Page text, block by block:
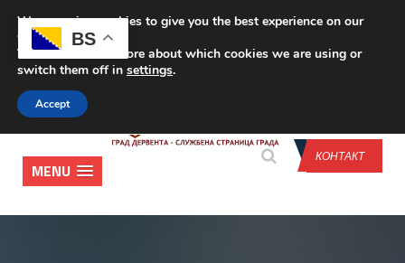
CONTACT US
КОНТАКТ
MENU
BS
We are using cookies to give you the best experience on our
website.
You can find out more about which cookies we are using or
switch them off in settings.
Accept